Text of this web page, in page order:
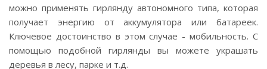
можно применять гирлянду автономного типа, которая
получает энергию от аккумулятора или батареек.
Ключевое достоинство в этом случае - мобильность. С
помощью подобной гирлянды вы можете украшать
деревья в лесу, парке и т.д.